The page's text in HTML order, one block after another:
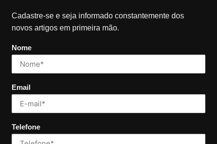
Cadastre-se e seja informado constantemente dos
novos artigos em primeira mão.
Nome
Email
Telefone